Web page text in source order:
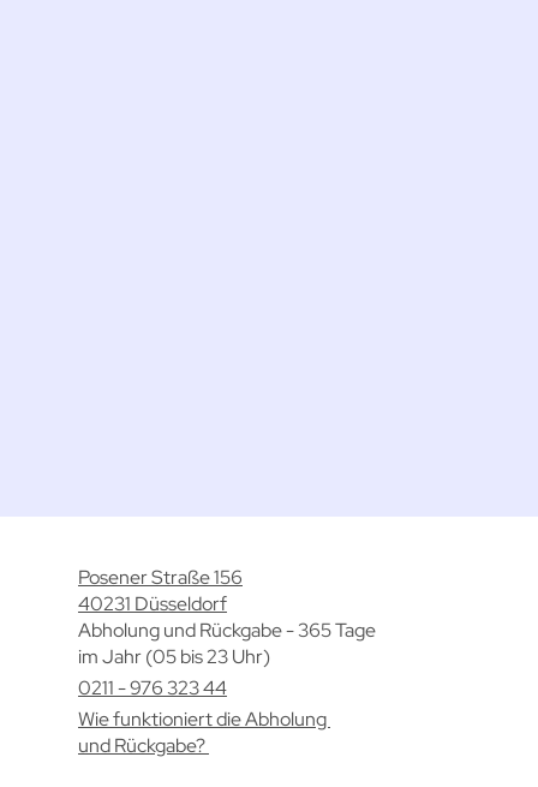
Posener Straße 156
40231 Düsseldorf
Abholung und Rückgabe - 365 Tage
im Jahr (05 bis 23 Uhr)
0211 - 976 323 44
Wie funktioniert die Abholung
und Rückgabe?